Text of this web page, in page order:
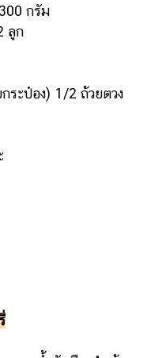
กรัม
ลูก
ะป๋อง) 1/2 ถ้วยตวง